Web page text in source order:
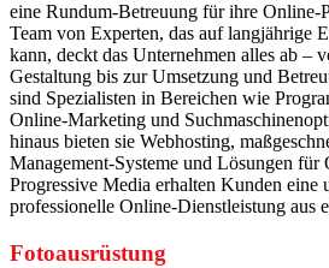
eine Rundum-Betreuung für ihre Online-
Team von Experten, das auf langjährige
kann, deckt das Unternehmen alles ab –
Gestaltung bis zur Umsetzung und
sind Spezialisten in Bereichen wie
Online-Marketing und
hinaus bieten sie Webhosting,
Management-Systeme und Lösungen für
Progressive Media erhalten Kunden eine
professionelle Online-Dienstleistung aus
Fotoausrüstung